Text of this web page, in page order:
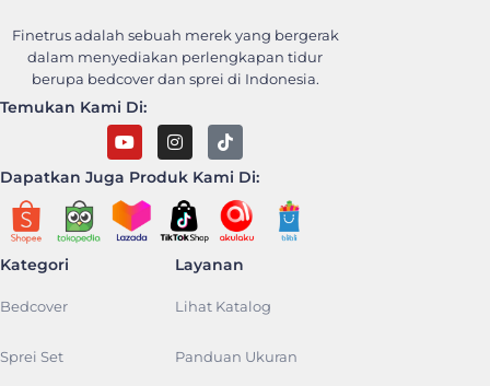
Finetrus Bedcover
Finetrus adalah sebuah merek yang bergerak
dalam menyediakan perlengkapan tidur
berupa bedcover dan sprei di Indonesia.
Temukan Kami Di:
Dapatkan Juga Produk Kami Di:
Kategori
Bedcover
Sprei Set
Layanan
Lihat Katalog
Panduan Ukuran